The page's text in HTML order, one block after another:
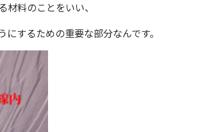
料のことをいい、
するための重要な部分なんです。